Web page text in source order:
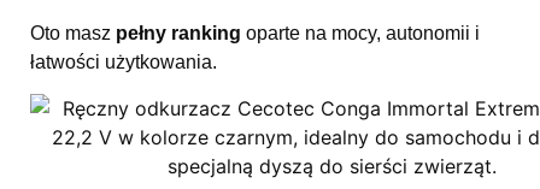
Oto masz pełny ranking oparte na mocy, autonomii i
łatwości użytkowania.